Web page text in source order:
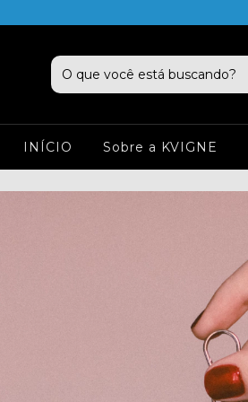
INÍCIO Sobre a KVIGNE